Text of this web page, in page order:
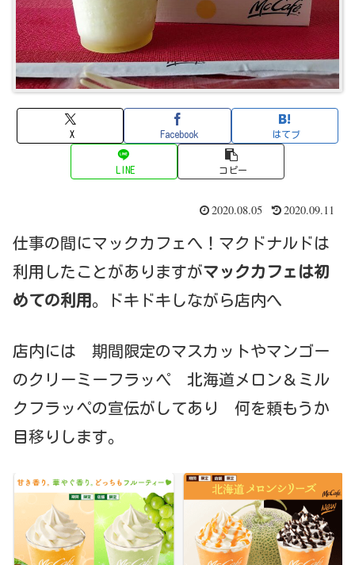
X Facebook はてブ
LINE コピー
2020.08.05 2020.09.11
仕事の間にマックカフェへ！マクドナルドは
利用したことがありますがマックカフェは初
めての利用。ドキドキしながら店内へ
店内には 期間限定のマスカットやマンゴー
のクリーミーフラッペ 北海道メロン＆ミル
クフラッペの宣伝がしてあり 何を頼もうか
目移りします。